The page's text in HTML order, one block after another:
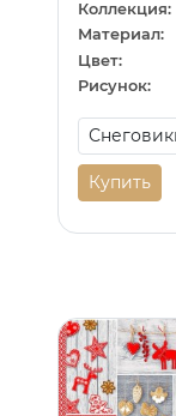
Коллекция:
Материал:
Цвет:
Рисунок:
Купить